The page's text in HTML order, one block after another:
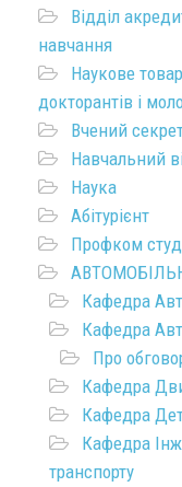
Відділ
навчання
Наукове
докторантів і
Вчений
Навчальний
Наука
Абітурієнт
Профком
Кафедра
Кафедра
Про
Кафедра
Кафедра
Кафедра
транспорту